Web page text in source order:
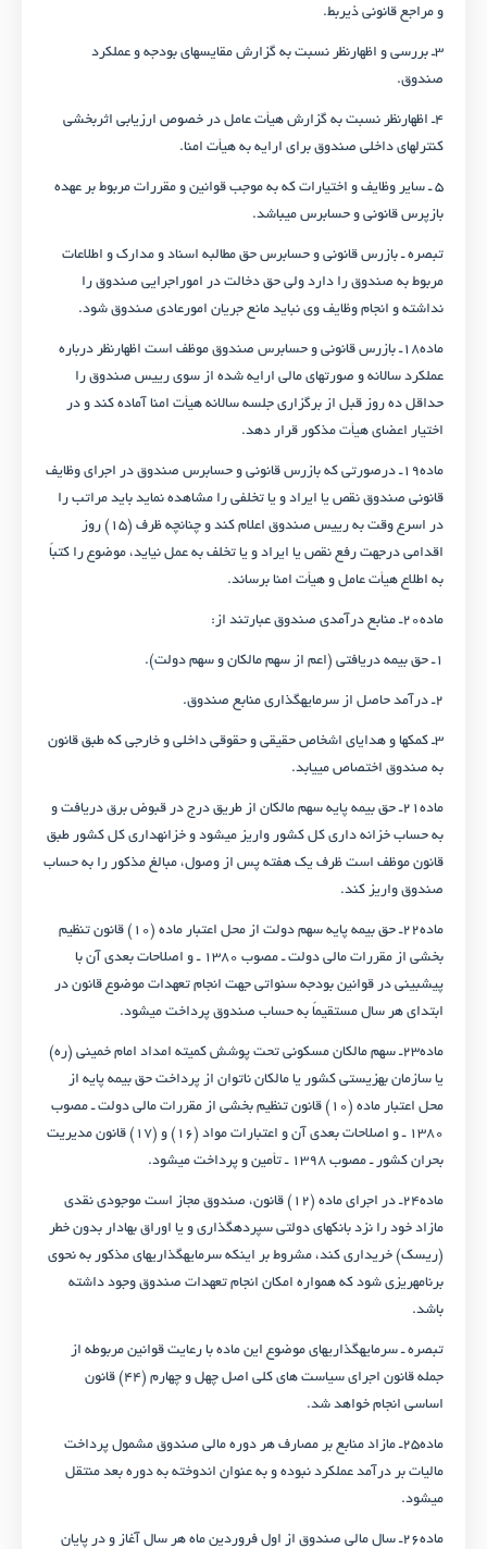
و مراجع قانونی ذی­ربط.
۳ـ بررسی و اظهارنظر نسبت به گزارش مقایسه­ای بودجه و عملکرد
صندوق.
۴ـ اظهارنظر نسبت به گزارش هیأت عامل در خصوص ارزیابی اثربخشی
کنترل­های داخلی صندوق برای ارایه به هیأت امنا.
۵ ـ سایر وظایف و اختیارات که به موجب قوانین و مقررات مربوط بر عهده
بازپرس قانونی و حسابرس می­باشد.
تبصره ـ بازرس قانونی و حسابرس حق مطالبه اسناد و مدارک و اطلاعات
مربوط به صندوق را دارد ولی حق دخالت در اموراجرایی صندوق را
نداشته و انجام وظایف وی نباید مانع جریان امورعادی صندوق شود.
ماده۱۸ـ بازرس قانونی و حسابرس صندوق موظف است اظهارنظر درباره
عملکرد سالانه و صورت­های مالی ارایه شده از سوی رییس صندوق را
حداقل ده روز قبل از برگزاری جلسه سالانه هیأت امنا آماده کند و در
اختیار اعضای هیأت مذکور قرار دهد.
ماده۱۹ـ درصورتی که بازرس قانونی و حسابرس صندوق در اجرای وظایف
قانونی صندوق نقص یا ایراد و یا تخلفی را مشاهده نماید باید مراتب را
در اسرع وقت به رییس صندوق اعلام کند و چنانچه ظرف (۱۵) روز
اقدامی درجهت رفع نقص یا ایراد و یا تخلف به عمل نیاید، موضوع را کتباً
به اطلاع هیأت عامل و هیأت امنا برساند.
ماده۲۰ـ منابع درآمدی صندوق عبارتند از:
۱ـ حق بیمه دریافتی (اعم از سهم مالکان و سهم دولت).
۲ـ درآمد حاصل از سرمایه­گذاری منابع صندوق.
۳ـ کمک­ها و هدایای اشخاص حقیقی و حقوقی داخلی و خارجی که طبق قانون
به صندوق اختصاص می­یابد.
ماده۲۱ـ حق بیمه پایه سهم مالکان از طریق درج در قبوض برق دریافت و
به حساب خزانه داری کل کشور واریز می­شود و خزانه­داری کل کشور طبق
قانون موظف است ظرف یک هفته پس از وصول، مبالغ مذکور را به حساب
صندوق واریز کند.
ماده۲۲ـ حق بیمه پایه سهم دولت از محل اعتبار ماده (۱۰) قانون تنظیم
بخشی از مقررات مالی دولت ـ مصوب ۱۳۸۰ ـ و اصلاحات بعدی آن با
پیش­بینی در قوانین بودجه سنواتی جهت انجام تعهدات موضوع قانون در
ابتدای هر سال مستقیماً به حساب صندوق پرداخت می­شود.
ماده۲۳ـ سهم مالکان مسکونی تحت پوشش کمیته امداد امام خمینی (ره)
یا سازمان بهزیستی کشور یا مالکان ناتوان از پرداخت حق بیمه پایه از
محل اعتبار ماده (۱۰) قانون تنظیم بخشی از مقررات مالی دولت ـ مصوب
۱۳۸۰ ـ و اصلاحات بعدی آن و اعتبارات مواد (۱۶) و (۱۷) قانون مدیریت
بحران کشور ـ مصوب ۱۳۹۸ ـ تأمین و پرداخت می­شود.
ماده۲۴ـ در اجرای ماده (۱۲) قانون، صندوق مجاز است موجودی نقدی
مازاد خود را نزد بانک­های دولتی سپرده­گذاری و یا اوراق بهادار بدون خطر
(ریسک) خریداری کند، مشروط بر اینکه سرمایه­گذاری­های مذکور به نحوی
برنامه­ریزی شود که همواره امکان انجام تعهدات صندوق وجود داشته
باشد.
تبصره ـ سرمایه­گذاری­های موضوع این ماده با رعایت قوانین مربوطه از
جمله قانون اجرای سیاست های کلی اصل چهل و چهارم (۴۴) قانون
اساسی انجام خواهد شد.
ماده۲۵ـ مازاد منابع بر مصارف هر دوره مالی صندوق مشمول پرداخت
مالیات بر درآمد عملکرد نبوده و به عنوان اندوخته به دوره بعد منتقل
می­شود.
ماده۲۶ـ سال مالی صندوق از اول فروردین ماه هر سال آغاز و در پایان